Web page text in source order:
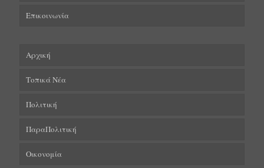
Επικοινωνία
Αρχική
Τοπικά Νέα
Πολιτική
ΠαραΠολιτική
Οικονομία